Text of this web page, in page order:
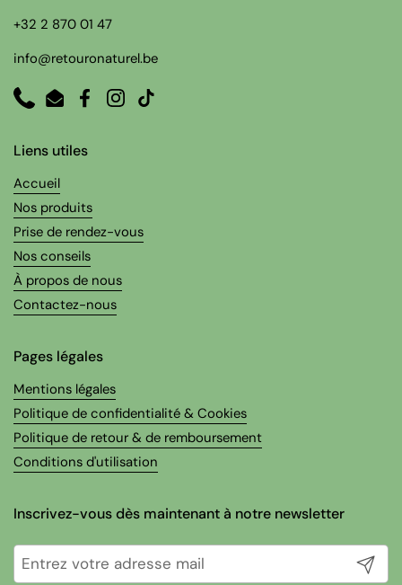
+32 2 870 01 47
info@retouronaturel.be
PhoneEmailFacebook
Instagram
TikTok
Liens utiles
Accueil
Nos produits
Prise de rendez-vous
Nos conseils
À propos de nous
Contactez-nous
Pages légales
Mentions légales
Politique de confidentialité & Cookies
Politique de retour & de remboursement
Conditions d'utilisation
Inscrivez-vous dès maintenant à notre newsletter
Envoyer